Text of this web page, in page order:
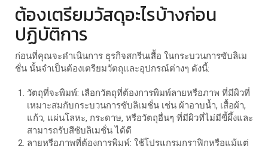
ต้องเตรียมวัสดุอะไรบ้างก่อน
ปฏิบัติการ
ก่อนที่คุณจะดำเนินการ ธุรกิจสกรีนเสื้อ ในกระบวนการซับลิเม
ชั่น นั้นจำเป็นต้องเตรียมวัตถุและอุปกรณ์ต่างๆ ดังนี้:
วัตถุที่จะพิมพ์: เลือกวัตถุที่ต้องการพิมพ์ลายหรือภาพ ที่มีผิวที่
เหมาะสมกับกระบวนการซับลิเมชั่น เช่น ผ้าอาบน้ำ, เสื้อผ้า,
แก้ว, แผ่นโลหะ, กระดาษ, หรือวัตถุอื่นๆ ที่มีผิวที่ไม่มีขี้ผึ้งและ
สามารถรับสีซับลิเมชั่น ได้ดี
ลายหรือภาพที่ต้องการพิมพ์: ใช้โปรแกรมกราฟิกหรือแม้แต่